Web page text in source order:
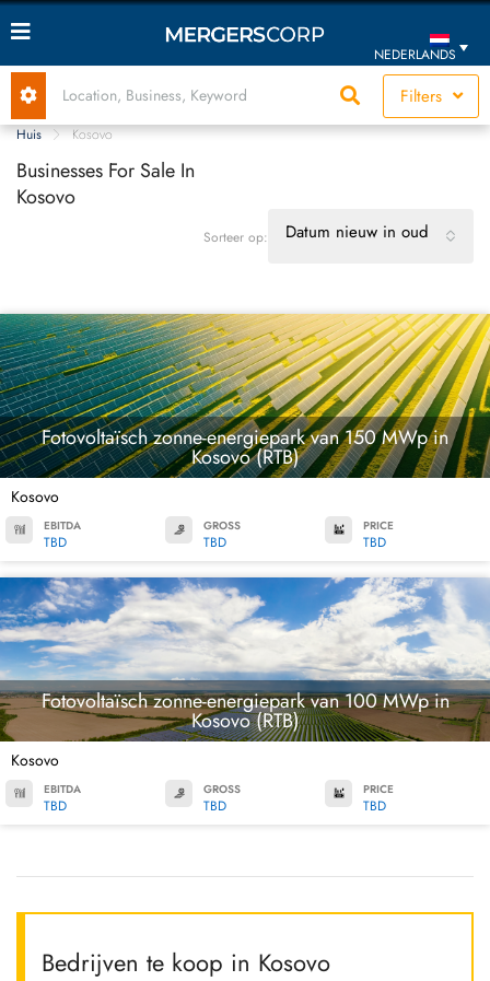
NEDERLANDS
Filters
Huis Kosovo
Businesses For Sale In
Kosovo
Sorteer op: Datum nieuw in oud
Fotovoltaïsch zonne-energiepark van 150 MWp in
Kosovo (RTB)
Kosovo
EBITDA
TBD
GROSS
TBD
PRICE
TBD
Fotovoltaïsch zonne-energiepark van 100 MWp in
Kosovo (RTB)
Kosovo
EBITDA
TBD
GROSS
TBD
PRICE
TBD
Bedrijven te koop in Kosovo